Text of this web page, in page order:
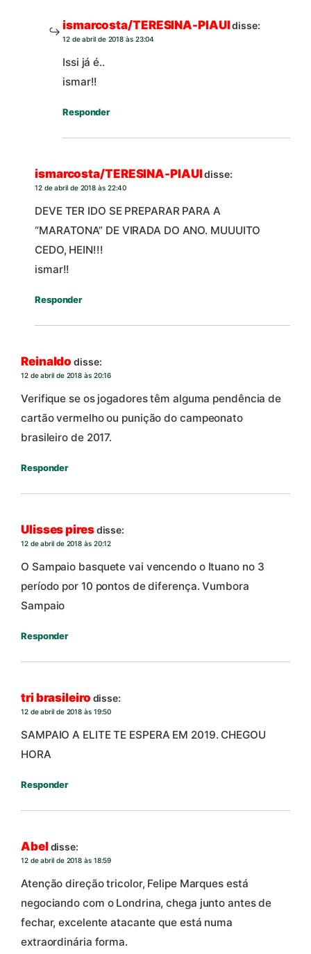
ismarcosta/TERESINA-PIAUIdisse:
12 de abril de 2018 às 23:04
Issi já é..
ismar!!
Responder
ismarcosta/TERESINA-PIAUIdisse:
12 de abril de 2018 às 22:40
DEVE TER IDO SE PREPARAR PARA A
“MARATONA” DE VIRADA DO ANO. MUUUITO
CEDO, HEIN!!!
ismar!!
Responder
Reinaldo disse:
12 de abril de 2018 às 20:16
Verifique se os jogadores têm alguma pendência de
cartão vermelho ou punição do campeonato
brasileiro de 2017.
Responder
Ulisses piresdisse:
12 de abril de 2018 às 20:12
O Sampaio basquete vai vencendo o Ituano no 3
período por 10 pontos de diferença. Vumbora
Sampaio
Responder
tri brasileiro disse:
12 de abril de 2018 às 19:50
SAMPAIO A ELITE TE ESPERA EM 2019. CHEGOU
HORA
Responder
Abeldisse:
12 de abril de 2018 às 18:59
Atenção direção tricolor, Felipe Marques está
negociando com o Londrina, chega junto antes de
fechar, excelente atacante que está numa
extraordinária forma.